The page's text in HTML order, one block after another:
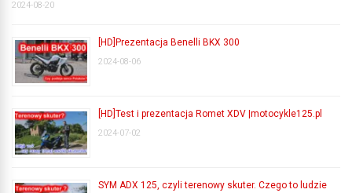
2024-08-20
[HD]Prezentacja Benelli BKX 300
2024-08-06
[HD]Test i prezentacja Romet XDV |motocykle125.pl
2024-07-02
SYM ADX 125, czyli terenowy skuter. Czego to ludzie